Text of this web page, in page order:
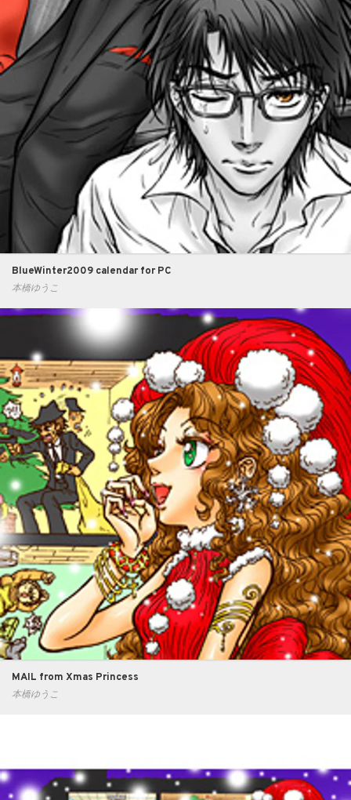
BlueWinter2009 calendar for PC
本橋ゆうこ
MAIL from Xmas Princess
本橋ゆうこ